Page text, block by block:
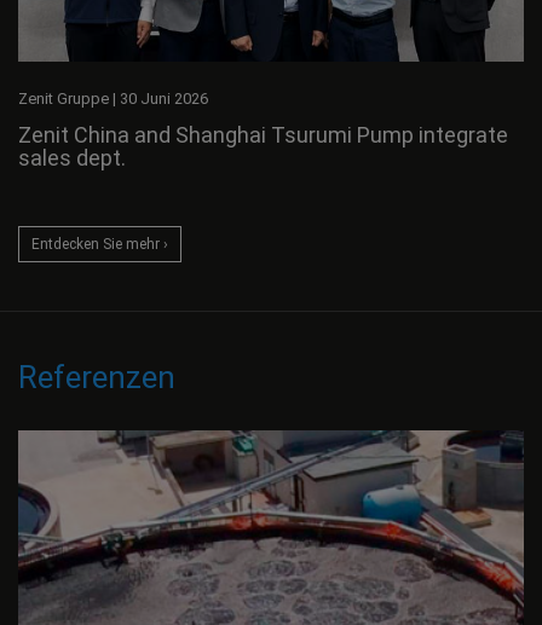
Zenit Gruppe | 30 Juni 2026
Zenit China and Shanghai Tsurumi Pump integrate
sales dept.
Entdecken Sie mehr ›
Referenzen